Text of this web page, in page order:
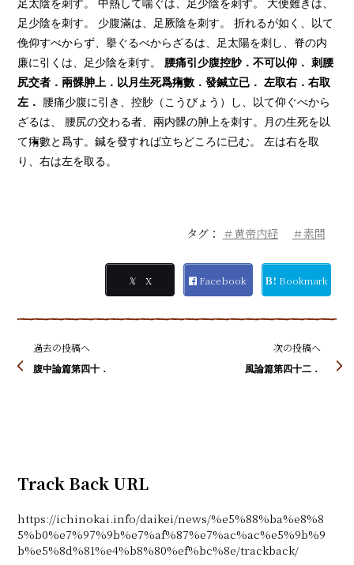
足太陰を刺す。 中熱して喘ぐは、足少陰を刺す。 大便難きは、
足少陰を刺す。 少腹滿は、足厥陰を刺す。 折れるが如く、以て
俛仰すべからず、擧ぐるべからざるは、足太陽を刺し、脊の内
廉に引くは、足少陰を刺す。 腰痛引少腹控䏚．不可以仰． 刺腰
尻交者．兩髁胂 上．以月生死爲痏數．發鍼立已． 左取右．右取
左．
腰痛少腹に引き、控䏚（こうびょう）し、以て仰ぐべから
ざるは、 腰尻の交わる者、兩内髁の胂上を刺す。月の生死を以
て痏數と爲す。鍼を發すれば立ちどころに已む。 左は右を取
り、右は左を取る。
タグ： ＃黄帝内経 ＃素問
𝕏 X Facebook Ｂ! Bookmark
過去の投稿へ
腹中論篇第四十．
次の投稿へ
風論篇第四十二．
Track Back URL
https://ichinokai.info/daikei/news/%e5%88%ba%e8%8
5%b0%e7%97%9b%e7%af%87%e7%ac%ac%e5%9b%9
b%e5%8d%81%e4%b8%80%ef%bc%8e/trackback/